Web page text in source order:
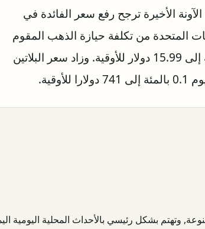
الأخيرة ترجح رفع سعر الفائدة في
المتحدة من تكلفة حيازة الذهب المقوم
بالدولار. وارتفعت الفضة في المعاملات الفورية 0.3 بالمئة إلى 15.99 دولار للأوقية. وزاد سعر البلاتين
وتهتم بشكل رئيسي بالأحداث المحلية اليومية